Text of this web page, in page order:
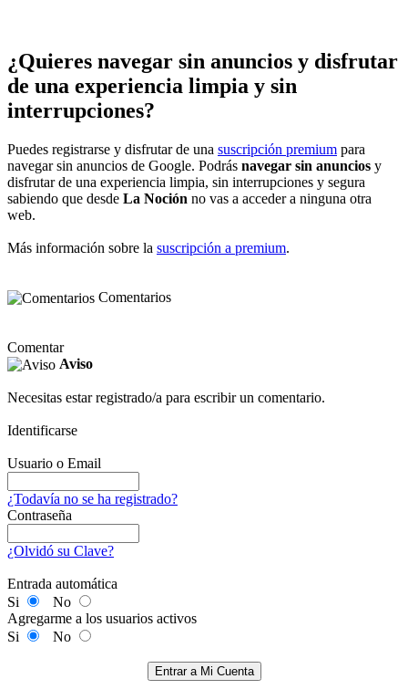
¿Quieres navegar sin anuncios y disfrutar
de una experiencia limpia y sin
interrupciones?
Puedes registrarse y disfrutar de una suscripción premium para
navegar sin anuncios de Google. Podrás navegar sin anuncios y
disfrutar de una experiencia limpia, sin interrupciones y segura
sabiendo que desde La Noción no vas a acceder a ninguna otra
web.
Más información sobre la suscripción a premium.
Comentarios
Comentar
Aviso
Necesitas estar registrado/a para escribir un comentario.
Identificarse
Usuario o Email
¿Todavía no se ha registrado?
Contraseña
¿Olvidó su Clave?
Entrada automática
Si
No
Agregarme a los usuarios activos
Si
No
Entrar a Mi Cuenta